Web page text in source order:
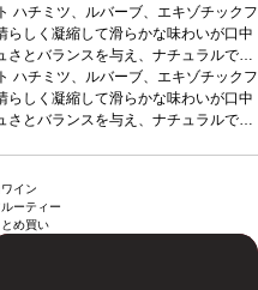
ハチミツ、ルバーブ、エキゾチックフ
らしく凝縮して滑らかな味わいが口中
さとバランスを与え、ナチュラルで柔
ーツ添えの濃厚なデザート、スパイ
シルヴァーナ*本ヴィンテージが在庫切
動的に次のヴィンテージに変更されま
ハチミツ、ルバーブ、エキゾチックフ
らしく凝縮して滑らかな味わいが口中
さとバランスを与え、ナチュラルで柔
的に次のヴィンテージに変更されま
イン
ルーティー
とめ買い